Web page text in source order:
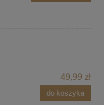
49,99 zł
do koszyka